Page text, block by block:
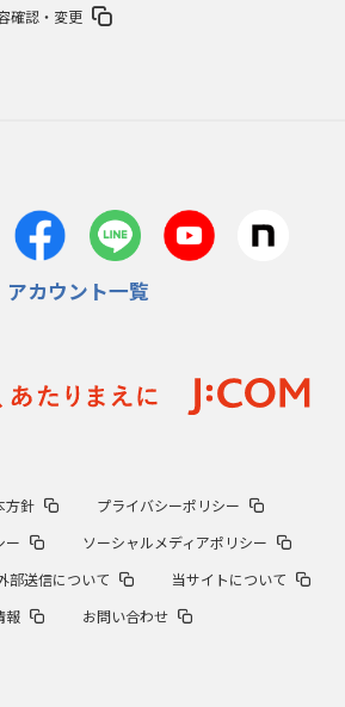
確認・変更
アカウント一覧
方針
プライバシーポリシー
ー
ソーシャルメディアポリシー
部送信について
当サイトについて
報
お問い合わせ